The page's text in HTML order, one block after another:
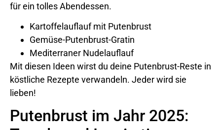
für ein tolles Abendessen.
Kartoffelauflauf mit Putenbrust
Gemüse-Putenbrust-Gratin
Mediterraner Nudelauflauf
Mit diesen Ideen wirst du deine Putenbrust-Reste in
köstliche Rezepte verwandeln. Jeder wird sie
lieben!
Putenbrust im Jahr 2025: